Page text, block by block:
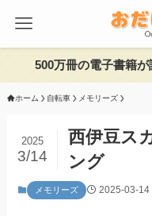
500万冊の電子書籍が
ホーム 自転車 メモリーズ
西伊豆ス
ング
2025
3/14
メモリーズ 2025-03-14